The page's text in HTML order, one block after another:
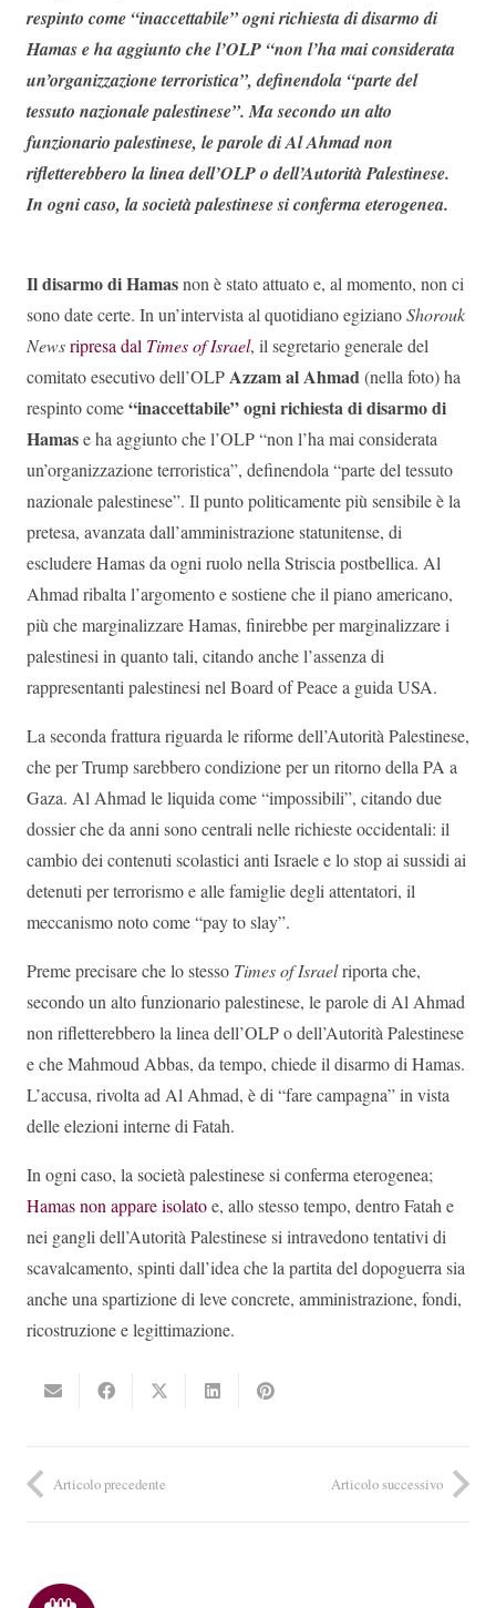
respinto come “inaccettabile” ogni richiesta di disarmo di
Hamas e ha aggiunto che l’OLP “non l’ha mai considerata
un’organizzazione terroristica”, definendola “parte del
tessuto nazionale palestinese”. Ma secondo un alto
funzionario palestinese, le parole di Al Ahmad non
rifletterebbero la linea dell’OLP o dell’Autorità Palestinese.
In ogni caso, la società palestinese si conferma eterogenea.
Il disarmo di Hamasnon è stato attuato e, al momento, non ci
sono date certe. In un’intervista al quotidiano egizianoShorouk
Newsripresa dal Times of Israel, il segretario generale del
comitato esecutivo dell’OLPAzzam al Ahmad(nella foto) ha
respinto come“inaccettabile” ogni richiesta di disarmo di
Hamase ha aggiunto che l’OLP “non l’ha mai considerata
un’organizzazione terroristica”, definendola “parte del tessuto
nazionale palestinese”. Il punto politicamente più sensibile è la
pretesa, avanzata dall’amministrazione statunitense, di
escludere Hamas da ogni ruolo nella Striscia postbellica. Al
Ahmad ribalta l’argomento e sostiene che il piano americano,
più che marginalizzare Hamas, finirebbe per marginalizzare i
palestinesi in quanto tali, citando anche l’assenza di
rappresentanti palestinesi nel Board of Peace a guida USA.
La seconda frattura riguarda le riforme dell’Autorità Palestinese,
che per Trump sarebbero condizione per un ritorno della PA a
Gaza. Al Ahmad le liquida come “impossibili”, citando due
dossier che da anni sono centrali nelle richieste occidentali: il
cambio dei contenuti scolastici anti Israele e lo stop ai sussidi ai
detenuti per terrorismo e alle famiglie degli attentatori, il
meccanismo noto come “pay to slay”.
Preme precisare che lo stesso Times of Israelriporta che,
secondo un alto funzionario palestinese, le parole di Al Ahmad
non rifletterebbero la linea dell’OLP o dell’Autorità Palestinese
e che Mahmoud Abbas, da tempo, chiede il disarmo di Hamas.
L’accusa, rivolta ad Al Ahmad, è di “fare campagna” in vista
delle elezioni interne di Fatah.
In ogni caso, la società palestinese si conferma eterogenea;
Hamas non appare isolatoe, allo stesso tempo, dentro Fatah e
nei gangli dell’Autorità Palestinese si intravedono tentativi di
scavalcamento, spinti dall’idea che la partita del dopoguerra sia
anche una spartizione di leve concrete, amministrazione, fondi,
ricostruzione e legittimazione.
Articolo precedente Articolo successivo